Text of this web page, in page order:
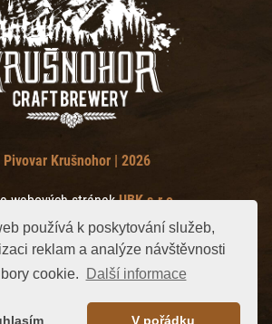
používá k poskytování služeb,
reklam a analýze návštěvnosti
cookie.
Další informace
V pořádku
Krušnohor | 2026
webových stránekUBK s.r.o.